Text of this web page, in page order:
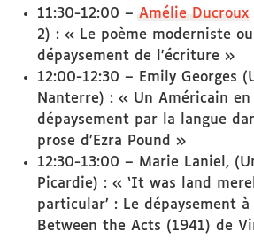
11:30-12:00 – Amélie Ducroux
2) : « Le poème moderniste
dépaysement de l’écriture »
12:00-12:30 – Emily Georges
Nanterre) : « Un Américain
dépaysement par la langue
prose d’Ezra Pound »
12:30-13:00 – Marie Laniel,
Picardie) : « ‘It was land
particular’ : Le dépaysement
Between the Acts (1941) de